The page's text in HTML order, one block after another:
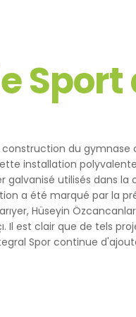
construction du
installation
galvanisé utilisés dans
a été marqué par la
Hüseyin
Il est clair que de tels
Spor continue
3.1.Oturum
Oturum
sürekliliğini
tarayıcınızı
3.2.Kalıcı
Bu tür
depolanır
silinene kadar
Kalıcı
bulundurarak